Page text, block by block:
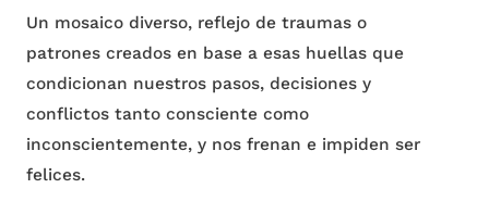
Un mosaico diverso, reflejo de traumas o
patrones creados en base a esas huellas que
condicionan nuestros pasos, decisiones y
conflictos tanto consciente como
inconscientemente, y nos frenan e impiden ser
felices.